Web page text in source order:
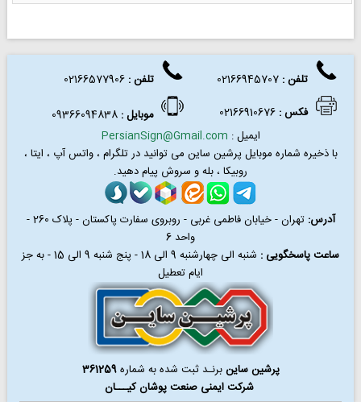
تلفن : تلفن:
02166577906
فکس:
02166910676 موبایل :
ایمیل : PersianSign@Gmail.com
با ذخیره شماره موبایل پرشین ساین می توانید درتلگرام ، واتس آپ ، ایتا ،
روبیکا ، بله و سروش پیام دهید.
آدرس:
تهران - خیابان فاطمی غربی - روبروی سفارت پاکستان - پلاک 260 -
واحد 6
ساعت پاسخگویی :
شنبه الی چهارشنبه 9 الی 18 - پنج شنبه 9 الی 15 - به جز
ایام تعطیل
پرشین ساینبرنـد ثبت شده به شماره361259
شرکت ایمنی صنعت پوشان کیـــان